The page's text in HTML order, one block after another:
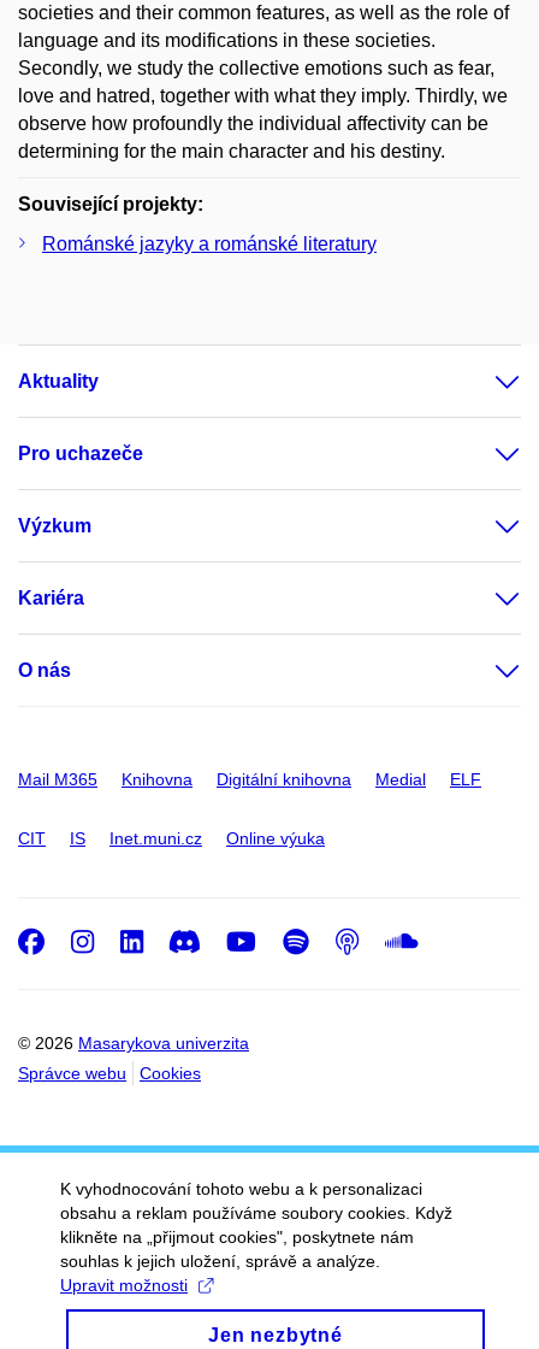
societies and their common features, as well as the role of
language and its modifications in these societies.
Secondly, we study the collective emotions such as fear,
love and hatred, together with what they imply. Thirdly, we
observe how profoundly the individual affectivity can be
determining for the main character and his destiny.
Související projekty:
Románské jazyky a románské literatury
Aktuality
Pro uchazeče
Výzkum
Kariéra
O nás
Mail M365 Knihovna Digitální knihovna Medial ELF
CIT IS Inet.muni.cz Online výuka
© 2026 Masarykova univerzita
Správce webu
Cookies
Facebook
Instagram
LinkedIn
DiscordYoutube
Spotify
Podcast
K vyhodnocování tohoto webu a k personalizaci
obsahu a reklam používáme soubory cookies. Když
klikněte na „přijmout cookies", poskytnete nám
souhlas k jejich uložení, správě a analýze.
Upravit možnosti
Jen nezbytné